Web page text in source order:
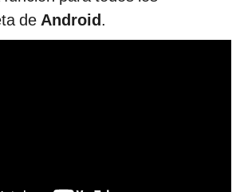
de Android.